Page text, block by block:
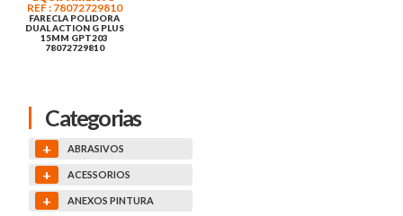
REF : 78072729810
FARECLA POLIDORA
DUAL ACTION G PLUS
15MM GPT203
78072729810
Categorias
+ ABRASIVOS
+ ACESSORIOS
+ ANEXOS PINTURA